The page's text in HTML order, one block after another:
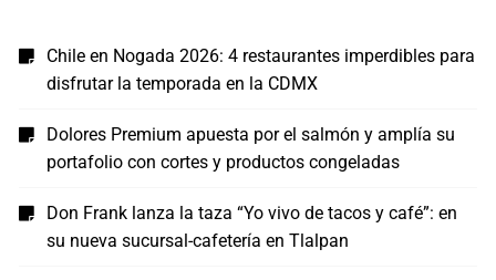
Chile en Nogada 2026: 4 restaurantes imperdibles para
disfrutar la temporada en la CDMX
Dolores Premium apuesta por el salmón y amplía su
portafolio con cortes y productos congeladas
Don Frank lanza la taza “Yo vivo de tacos y café”: en
su nueva sucursal-cafetería en Tlalpan